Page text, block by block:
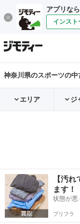
アプリな
インスト
神奈川県のスポーツの
エリア ジ
【汚
ます！
状態が悪
プリフラ